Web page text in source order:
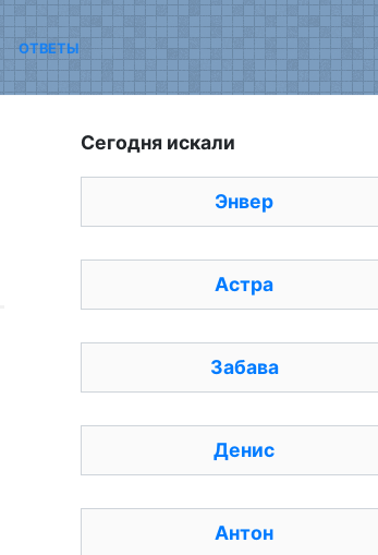
ОТВЕТЫ
Сегодня искали
Энвер
Астра
Забава
Денис
Антон